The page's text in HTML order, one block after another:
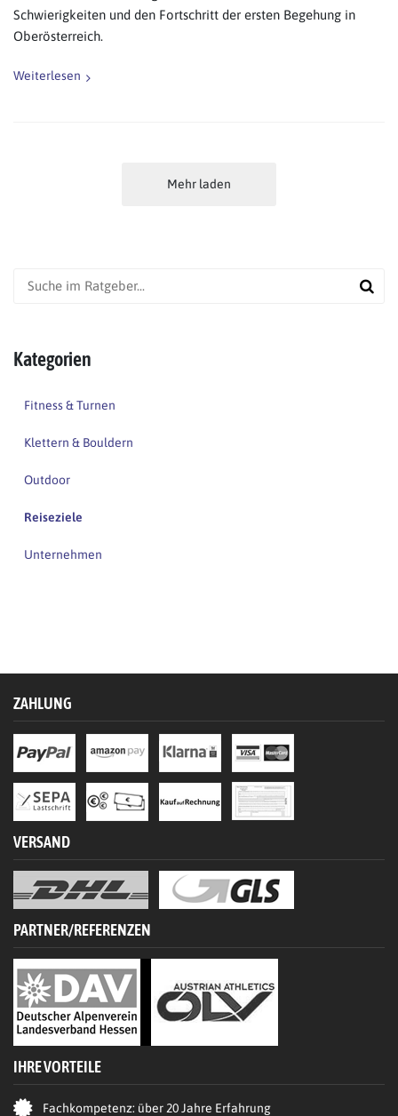
Schwierigkeiten und den Fortschritt der ersten Begehung in
Oberösterreich.
Weiterlesen
Mehr laden
Kategorien
Fitness & Turnen
Klettern & Bouldern
Outdoor
Reiseziele
Unternehmen
ZAHLUNG
VERSAND
PARTNER/REFERENZEN
IHRE VORTEILE
Fachkompetenz: über 20 Jahre Erfahrung